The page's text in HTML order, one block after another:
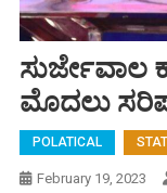
ಸುರ್ಜೇವಾಲ
ಮೊದಲು
POLATICAL
February 19, 2023